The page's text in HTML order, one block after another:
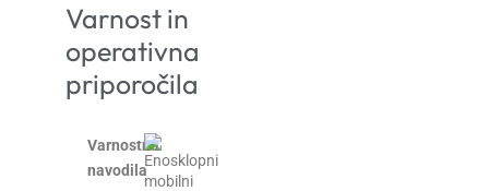
Varnost in
operativna
priporočila
Varnostna
navodila